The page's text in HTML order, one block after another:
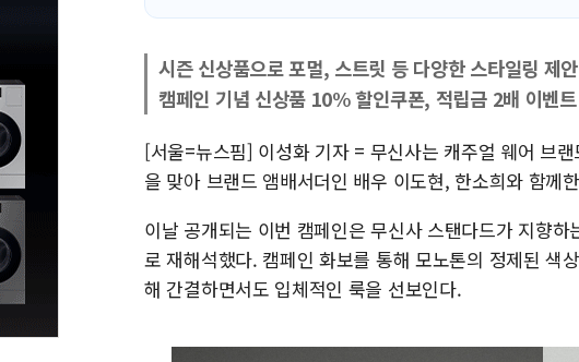
시즌 신상품으로 포멀, 스트릿 등 다양한 스타일링 제안
캠페인 기념 신상품 10% 할인쿠폰, 적립금 2배 이벤트
[서울=뉴스핌] 이성화 기자 = 무신사는 캐주얼 웨어 브
을 맞아 브랜드 앰배서더인 배우 이도현, 한소희와 함께
이날 공개되는 이번 캠페인은 무신사 스탠다드가 지향
로 재해석했다. 캠페인 화보를 통해 모노톤의 정제된 색
해 간결하면서도 입체적인 룩을 선보인다.